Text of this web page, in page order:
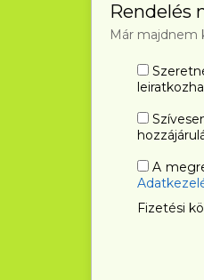
Rendelés
Már majdnem
A
Fizetési